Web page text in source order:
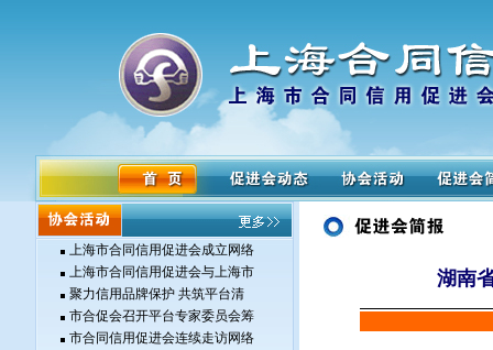
上海市合同信用促进会成立网络
上海市合同信用促进会与上海市
聚力信用品牌保护 共筑平台清
市合促会召开平台专家委员会筹
市合同信用促进会连续走访网络
湖南